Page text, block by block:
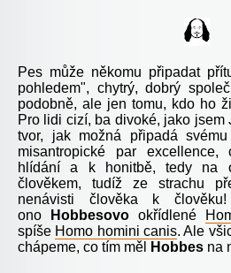
Pes může někomu připadat
pohledem", chytrý, dobrý
podobně, ale jen tomu, kdo ho
Pro lidi cizí, ba divoké, jako jsem
tvor, jak možná připadá
misantropické par excellence,
hlídání a k honitbě, tedy na
člověkem, tudíž ze strachu
nenávisti člověka k
ono
Hobbesovookřídlené
spíše Homo homini canis. Ale
chápeme, co tím měl
Hobbes na